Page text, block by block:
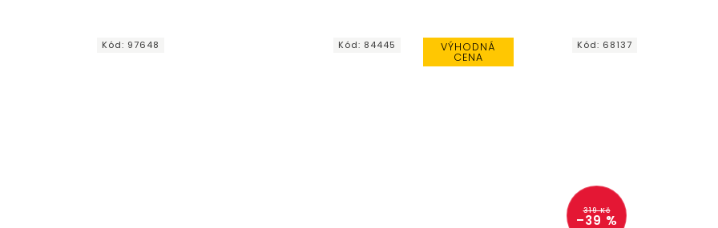
Kód: 97648 Kód: 84445 VÝHODNÁ
CENA
319 Kč
–39 %
Kód: 68137